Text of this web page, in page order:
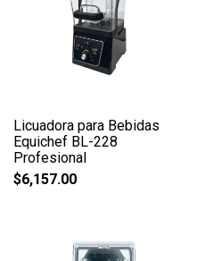
Licuadora para Bebidas
Equichef BL-228
Profesional
$6,157.00